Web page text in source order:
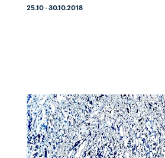
25.10 - 30.10.2018